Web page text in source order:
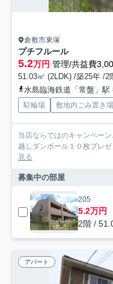
倉敷市東塚
プチフルール
5.2万円 管理/共益費
51.03㎡ (2LDK) /築25年 /2
水島臨海鉄道「常盤」駅
駐輪場 敷地内ごみ置き場
当店ならではのキャンペー
越しダンボール１０枚プレ
見る
募集中の部屋
205
5.2万円
2階 /
アパート